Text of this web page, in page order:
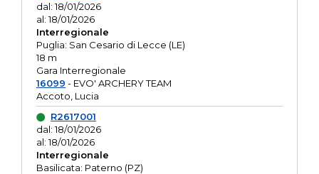
dal: 18/01/2026
al: 18/01/2026
Interregionale
Puglia: San Cesario di Lecce (LE)
18 m
Gara Interregionale
16099 - EVO' ARCHERY TEAM
Accoto, Lucia
R2617001
dal: 18/01/2026
al: 18/01/2026
Interregionale
Basilicata: Paterno (PZ)